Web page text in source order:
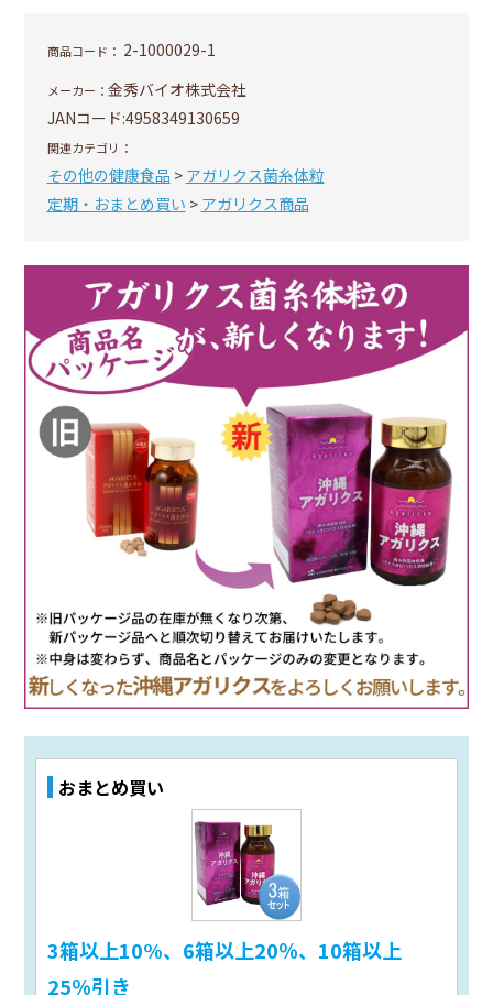
商品コード： 2-1000029-1
メーカー： 金秀バイオ株式会社
JANコード:4958349130659
関連カテゴリ：
その他の健康食品 > アガリクス菌糸体粒
定期・おまとめ買い > アガリクス商品
おまとめ買い
3箱以上10%、6箱以上20％、10箱以上
25％引き